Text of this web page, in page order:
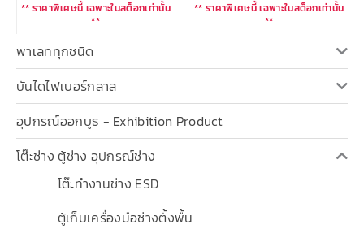
พาเลททุกชนิด
บันไดไฟเบอร์กลาส
อุปกรณ์ออกบูธ - Exhibition Product
โต๊ะช่าง ตู้ช่าง อุปกรณ์ช่าง
โต๊ะทำงานช่าง ESD
ตู้เก็บเครื่องมือช่างตั้งพื้น
** ราคาพิเศษนี้ เฉพาะในสต็อกเท่านั้น
**
** ราคาพิเศษนี้ เฉพาะในสต็อกเท่านั้น
**